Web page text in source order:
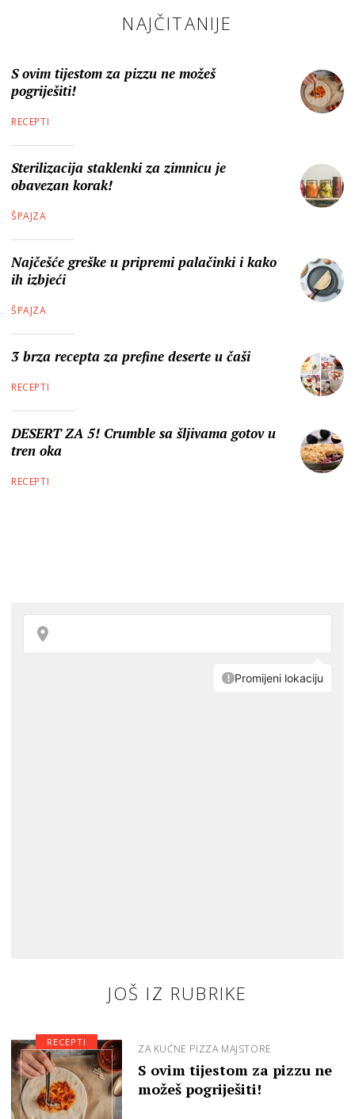
NAJČITANIJE
S ovim tijestom za pizzu ne možeš
pogriješiti!
RECEPTI
Sterilizacija staklenki za zimnicu je
obavezan korak!
ŠPAJZA
Najčešće greške u pripremi palačinki i kako
ih izbjeći
ŠPAJZA
3 brza recepta za prefine deserte u čaši
RECEPTI
DESERT ZA 5! Crumble sa šljivama gotov u
tren oka
RECEPTI
JOŠ IZ RUBRIKE
ZA KUĆNE PIZZA MAJSTORE
S ovim tijestom za pizzu ne
možeš pogriješiti!
RECEPTI